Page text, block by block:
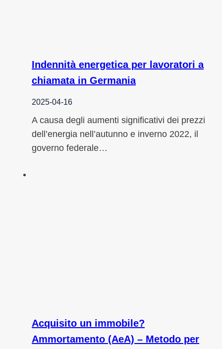
Indennità energetica per lavoratori a
chiamata in Germania
2025-04-16
A causa degli aumenti significativi dei prezzi
dell’energia nell’autunno e inverno 2022, il
governo federale…
Acquisito un immobile?
Ammortamento (AeA) – Metodo per